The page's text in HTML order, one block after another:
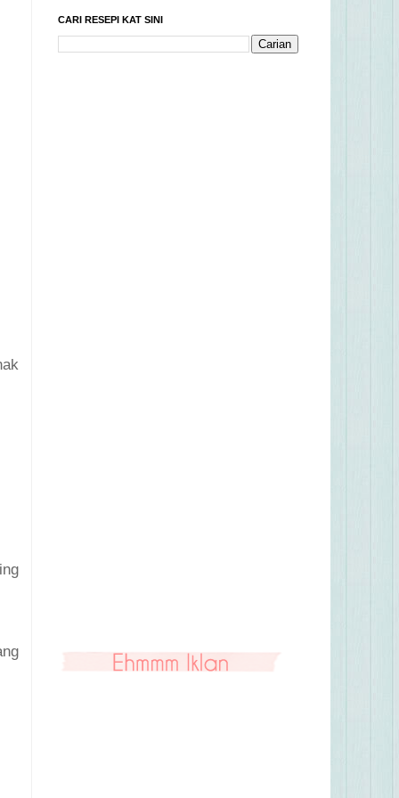
CARI RESEPI KAT SINI